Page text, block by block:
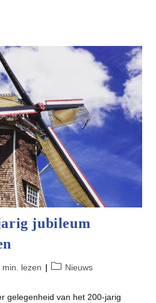
jubileum
min. lezen Berichtcategorie:
Nieuws
gelegenheid van het 200-jarig